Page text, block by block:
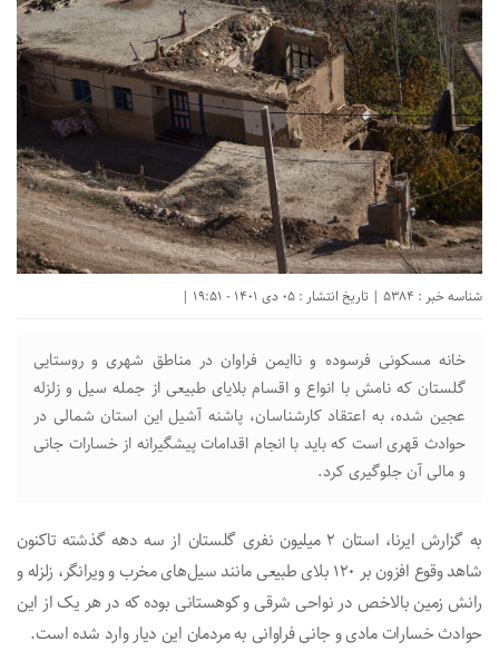
شناسه خبر : 5384 | تاریخ انتشار : 05 دی 1401 - 19:51 |
خانه‌ مسکونی فرسوده و ناایمن فراوان در مناطق شهری و روستایی
گلستان که نامش با انواع و اقسام بلایای طبیعی از جمله سیل و زلزله
عجین شده، به اعتقاد کارشناسان، پاشنه آشیل این استان شمالی در
حوادث قهری است که باید با انجام اقدامات پیشگیرانه از خسارات جانی
و مالی آن جلوگیری کرد.
به گزارش ایرنا، استان ۲ میلیون نفری گلستان از سه دهه گذشته تاکنون
شاهد وقوع افزون بر ۱۲۰ بلای طبیعی مانند سیل‌های مخرب و ویرانگر، زلزله و
رانش زمین بالاخص در نواحی شرقی و کوهستانی بوده که در هر یک از این
حوادث خسارات مادی و جانی فراوانی به مردمان این دیار وارد شده است.